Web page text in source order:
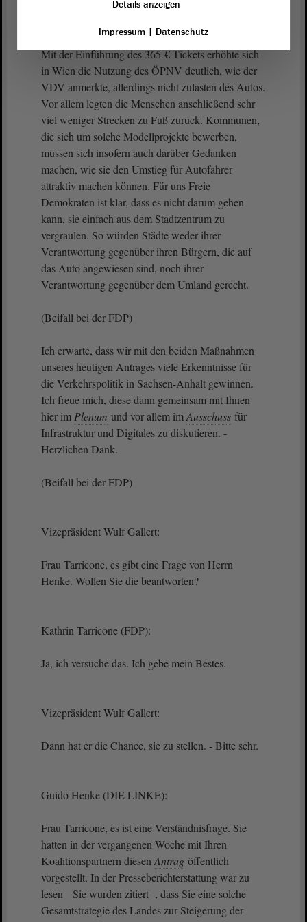
des öffentlichen Nahverkehrs kommt aber noch ein
Mit der Einführung des 365-€-Tickets erhöhte sich
in Wien die Nutzung des ÖPNV deutlich, wie der
VDV anmerkte, allerdings nicht zulasten des Autos.
Vor allem legten die Menschen anschließend sehr
viel weniger Strecken zu Fuß zurück. Kommunen,
die sich um solche Modellprojekte bewerben,
müssen sich insofern auch darüber Gedanken
machen, wie sie den Umstieg für Autofahrer
attraktiv machen können. Für uns Freie
Demokraten ist klar, dass es nicht darum gehen
kann, sie einfach aus dem Stadtzentrum zu
vergraulen. So würden Städte weder ihrer
Verantwortung gegenüber ihren Bürgern, die auf
das Auto angewiesen sind, noch ihrer
Verantwortung gegenüber dem Umland gerecht.
(Beifall bei der FDP)
Ich erwarte, dass wir mit den beiden Maßnahmen
unseres heutigen Antrages viele Erkenntnisse für
die Verkehrspolitik in Sachsen-Anhalt gewinnen.
Ich freue mich, diese dann gemeinsam mit Ihnen
hier im Plenum und vor allem imAusschuss für
Infrastruktur und Digitales zu diskutieren. -
Herzlichen Dank.
(Beifall bei der FDP)
Vizepräsident Wulf Gallert:
Frau Tarricone, es gibt eine Frage von Herrn
Henke. Wollen Sie die beantworten?
Kathrin Tarricone (FDP):
Ja, ich versuche das. Ich gebe mein Bestes.
Vizepräsident Wulf Gallert:
Dann hat er die Chance, sie zu stellen. - Bitte sehr.
Guido Henke (DIE LINKE):
Frau Tarricone, es ist eine Verständnisfrage. Sie
hatten in der vergangenen Woche mit Ihren
Koalitionspartnern diesen Antrag öffentlich
vorgestellt. In der Presseberichterstattung war zu
lesen Sie wurden zitiert , dass Sie eine solche
Gesamtstrategie des Landes zur Steigerung der
Details anzeigen
Impressum| Datenschutz